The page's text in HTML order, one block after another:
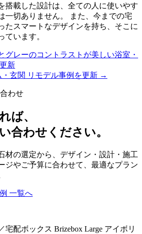
搭載した設計は、全ての人に使いやす
一切ありません。 また、今までの宅
たスマートなデザインを持ち、そこに
ています。
グレーのコントラストが美しい浴室・
新
玄関 リモデル事例を更新 →
わせ
ば、
合わせください。
材の選定から、デザイン・設計・施工
ジやご予算に合わせて、最適なプラン
一覧へ
宅配ボックス Brizebox Large アイボリ